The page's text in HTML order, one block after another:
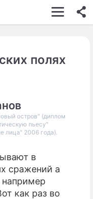
ШОУ-БИЗНЕС
КИНО
ЗДОРОВЬЕ
ЭКОНОМИКА
СТИЛЬ ЖИЗНИ
полях
остров" (диплом
пьесу"
лица" 2006 года).
в
сражений а
как раз во